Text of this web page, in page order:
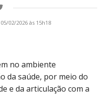
02/2026 às 15h18
no ambiente
da saúde, por meio do
e da articulação com a